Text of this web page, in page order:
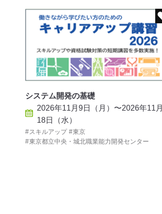
システム開発の基礎
2026年11月9日（月）〜2026年11月
18日（水）
スキルアップ
東京
東京都立中央・城北職業能力開発センター